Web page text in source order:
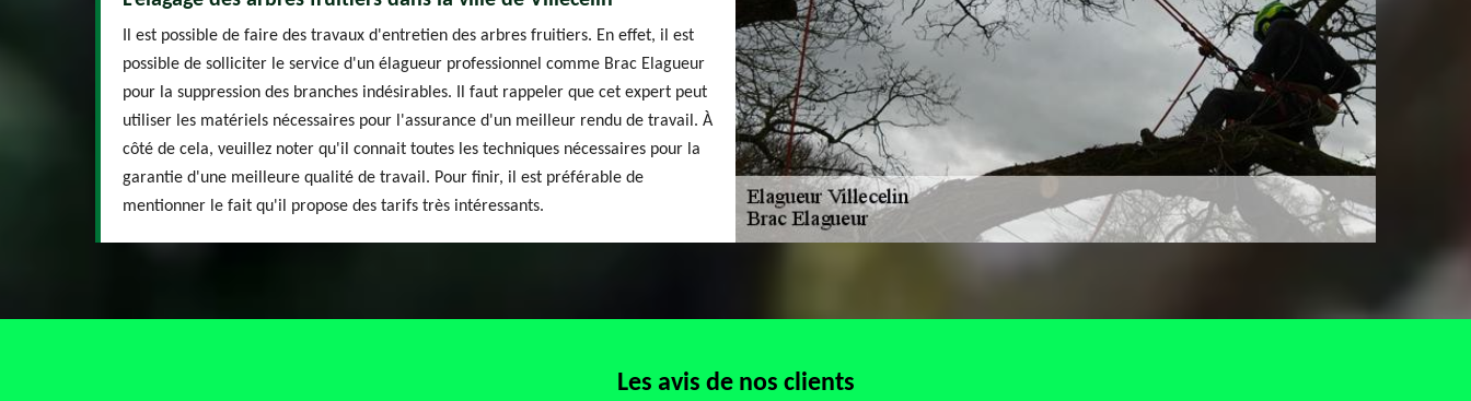
Il est possible de faire des travaux d'entretien des arbres fruitiers. En effet, il est
possible de solliciter le service d'un élagueur professionnel comme Brac Elagueur
pour la suppression des branches indésirables. Il faut rappeler que cet expert peut
utiliser les matériels nécessaires pour l'assurance d'un meilleur rendu de travail. À
côté de cela, veuillez noter qu'il connait toutes les techniques nécessaires pour la
garantie d'une meilleure qualité de travail. Pour finir, il est préférable de
mentionner le fait qu'il propose des tarifs très intéressants.
Les avis de nos clients